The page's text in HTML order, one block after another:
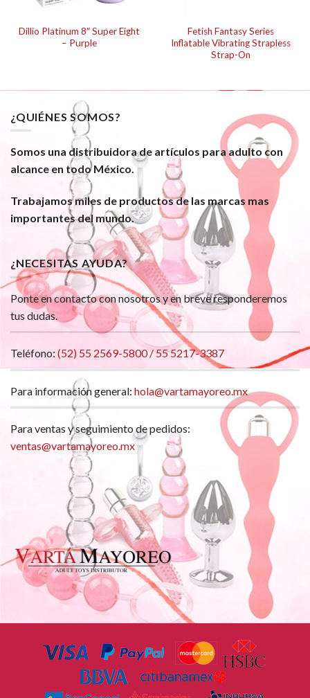
Dillio Platinum 8″ Super Eight
– Purple
Fetish Fantasy Series
Inflatable Vibrating Strapless
Strap-On
¿QUIÉNES SOMOS?
Somos una distribuidora de artículos para adulto con
alcance en todo México.
Trabajamos miles de productos de las marcas mas
importantes del mundo.
¿NECESITAS AYUDA?
Ponte en contacto con nosotros y en breve responderemos
tus dudas.
Teléfono: (52) 55 2569-5800 / 55 5217-3387
Para información general: hola@vartamayoreo.mx
Para ventas y seguimiento de pedidos:
ventas@vartamayoreo.mx